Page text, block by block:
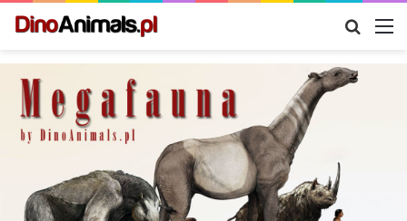
Szukaj